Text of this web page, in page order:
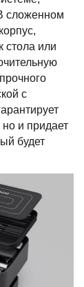
сложенном
стола или
с
и придает
будет